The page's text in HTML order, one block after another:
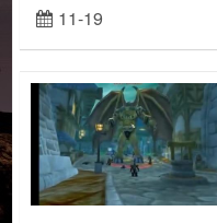
竟是高强度脑力工作，工资自然
比较高。但是不同职位，不同年
11-19